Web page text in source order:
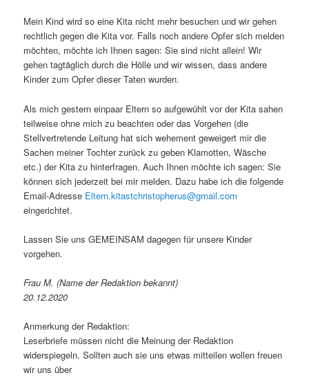
Mein Kind wird so eine Kita nicht mehr besuchen und wir gehen
rechtlich gegen die Kita vor. Falls noch andere Opfer sich melden
möchten, möchte ich Ihnen sagen: Sie sind nicht allein! Wir
gehen tagtäglich durch die Hölle und wir wissen, dass andere
Kinder zum Opfer dieser Taten wurden.
Als mich gestern einpaar Eltern so aufgewühlt vor der Kita sahen
teilweise ohne mich zu beachten oder das Vorgehen (die
Stellvertretende Leitung hat sich wehement geweigert mir die
Sachen meiner Tochter zurück zu geben Klamotten, Wäsche
etc.) der Kita zu hinterfragen. Auch Ihnen möchte ich sagen: Sie
können sich jederzeit bei mir melden. Dazu habe ich die folgende
Email-Adresse Eltern.kitastchristopherus@gmail.com
eingerichtet.
Lassen Sie uns GEMEINSAM dagegen für unsere Kinder
vorgehen.
Frau M. (Name der Redaktion bekannt)
20.12.2020
Anmerkung der Redaktion:
Leserbriefe müssen nicht die Meinung der Redaktion
widerspiegeln. Sollten auch sie uns etwas mitteilen wollen freuen
wir uns über